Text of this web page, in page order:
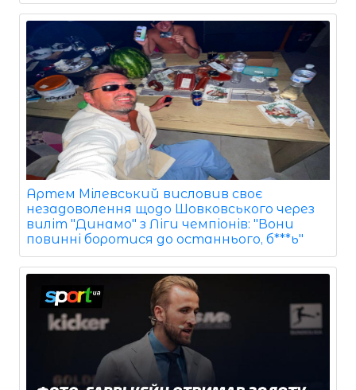
Артем Мілевський висловив своє
незадоволення щодо Шовковського через
виліт "Динамо" з Ліги чемпіонів: "Вони
повинні боротися до останнього, б***ь"